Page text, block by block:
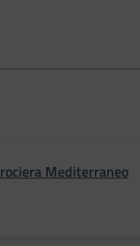
Mediterraneo